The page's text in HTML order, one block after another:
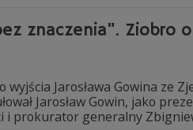
znaczenia". Ziobro
Jarosława Gowina ze
Jarosław Gowin, jako
i prokurator generalny